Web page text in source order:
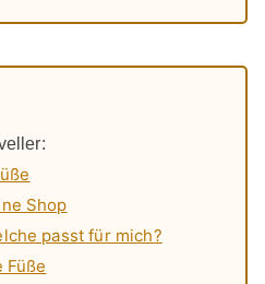
Shop
passt für mich?
Füße